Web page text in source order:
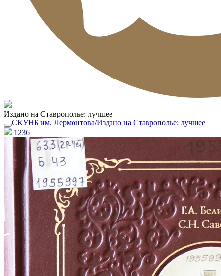
Издано на Ставрополье: лучшее
СКУНБ им. Лермонтова/Издано на Ставрополье: лучшее
1236